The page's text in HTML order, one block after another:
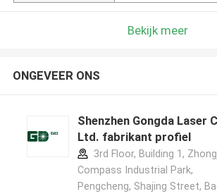
Bekijk meer
ONGEVEER ONS
Shenzhen Gongda Laser
Ltd. fabrikant profiel
3rd Floor, Building 1,
Compass Industrial Park,
Pengcheng, Shajing Street,